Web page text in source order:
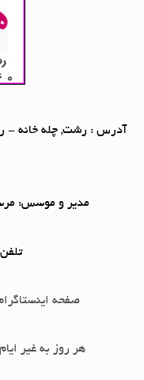
آدرس : رشت, چله خانه -
مدیر و موسس: مرسده یاری
تلفن:33345660-013
صفحه اینستاگرام:
هر روز به غیر